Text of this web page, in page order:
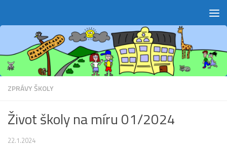
ZPRÁVY ŠKOLY
Život školy na míru 01/2024
22.1.2024